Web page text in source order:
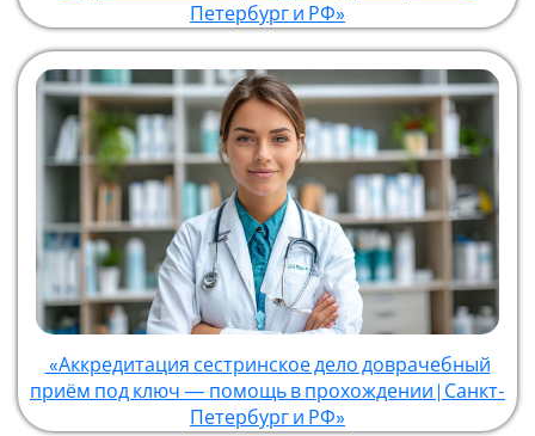
Петербург и РФ»
«Аккредитация сестринское дело доврачебный
приём под ключ — помощь в прохождении | Санкт-
Петербург и РФ»